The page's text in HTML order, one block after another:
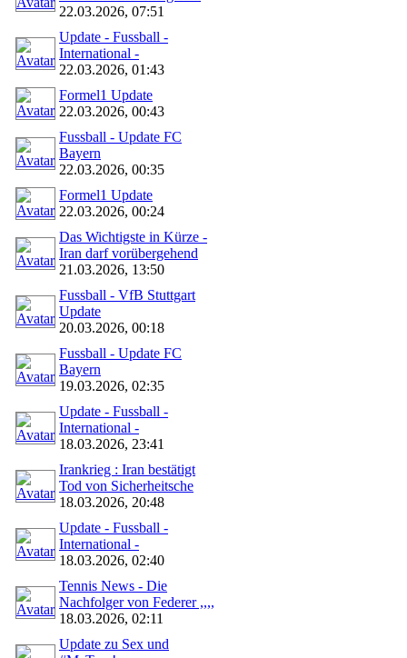
22.03.2026, 07:51
Update - Fussball -
International -
22.03.2026, 01:43
Formel1 Update
22.03.2026, 00:43
Fussball - Update FC
Bayern
22.03.2026, 00:35
Formel1 Update
22.03.2026, 00:24
Das Wichtigste in Kürze -
Iran darf vorübergehend
21.03.2026, 13:50
Fussball - VfB Stuttgart
Update
20.03.2026, 00:18
Fussball - Update FC
Bayern
19.03.2026, 02:35
Update - Fussball -
International -
18.03.2026, 23:41
Irankrieg : Iran bestätigt
Tod von Sicherheitsche
18.03.2026, 20:48
Update - Fussball -
International -
18.03.2026, 02:40
Tennis News - Die
Nachfolger von Federer ,,,,
18.03.2026, 02:11
Update zu Sex und